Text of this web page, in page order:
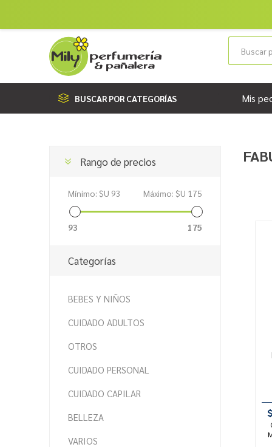
BUSCAR POR CATEGORÍAS Mis
Rango de precios
Mínimo: $U 93 Máximo: $U 175
93 175
Categorías
BEBES Y NIÑOS
CUIDADO ADULTOS
OTROS
CUIDADO PERSONAL
CUIDADO CAPILAR
BELLEZA
VARIOS